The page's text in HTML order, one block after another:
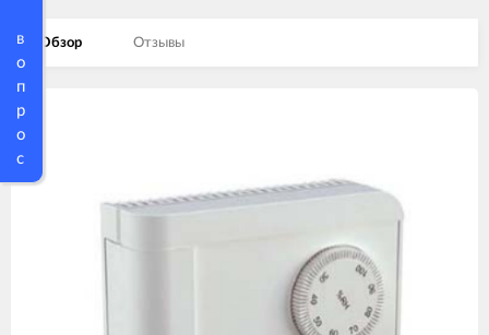
в
о
п
р
о
с
Обзор Отзывы
Изображения
товаров